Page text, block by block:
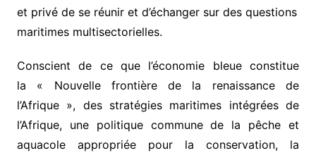
et privé de se réunir et d’échanger sur des questions
maritimes multisectorielles.
Conscient de ce que l’économie bleue constitue
la « Nouvelle frontière de la renaissance de
l’Afrique », des stratégies maritimes intégrées de
l’Afrique, une politique commune de la pêche et
aquacole appropriée pour la conservation, la